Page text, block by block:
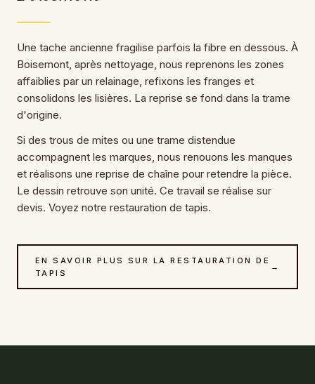
Une tache ancienne fragilise parfois la fibre en dessous. À
Boisemont, après nettoyage, nous reprenons les zones
affaiblies par un relainage, refixons les franges et
consolidons les lisières. La reprise se fond dans la trame
d'origine.
Si des trous de mites ou une trame distendue
accompagnent les marques, nous renouons les manques
et réalisons une reprise de chaîne pour retendre la pièce.
Le dessin retrouve son unité. Ce travail se réalise sur
devis. Voyez notre restauration de tapis.
EN SAVOIR PLUS SUR LA RESTAURATION DE
TAPIS
→